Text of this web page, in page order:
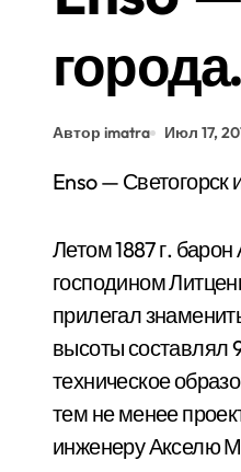
города.
Автор imatra Июл 17,
Enso —
Летом 1887 г.
господином
прилегал
высоты составлял
техническое
тем не менее
инженеру Акселю